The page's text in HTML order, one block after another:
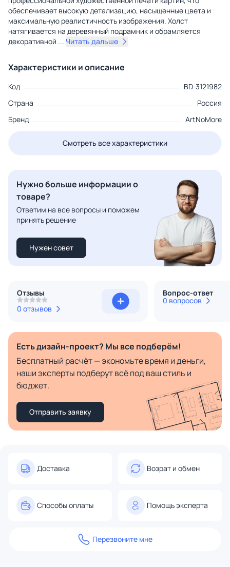
обеспечивает высокую детализацию, насыщенные цвета и
максимальную реалистичность изображения. Холст
натягивается на деревянный подрамник и обрамляется
декоративной ... Читать дальше
Характеристики и описание
Код
BD-3121982
Страна
Россия
Бренд
ArtNoMore
Смотреть все характеристики
Нужно больше информации о
товаре?
Ответим на все вопросы и поможем
принять решение
Нужен совет
Отзывы
0 отзывов
Вопрос-ответ
0 вопросов
Есть дизайн-проект? Мы все подберём!
Бесплатный расчёт — экономьте время и деньги,
наши эксперты подберут всё под ваш стиль и
бюджет.
Отправить заявку
Доставка Возрат и обмен
Способы оплаты Помощь эксперта
Перезвоните мне